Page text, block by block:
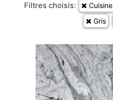
Filtres choisis: Cuisine
Gris